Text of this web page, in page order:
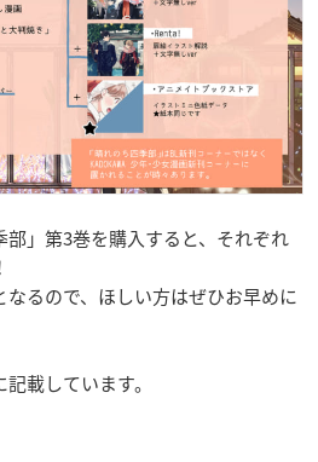
」第3巻を購入すると、それぞれ
るので、ほしい方はぜひお早めに
載しています。